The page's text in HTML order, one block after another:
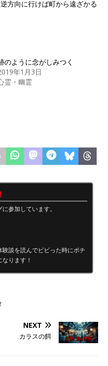
方向に行けば町から遠ざかる
のように念がしみつく
年1月3日
霊・幽霊
参加しています。
談を読んでビビった時にポチ
ります！
NEXT
カラスの餌